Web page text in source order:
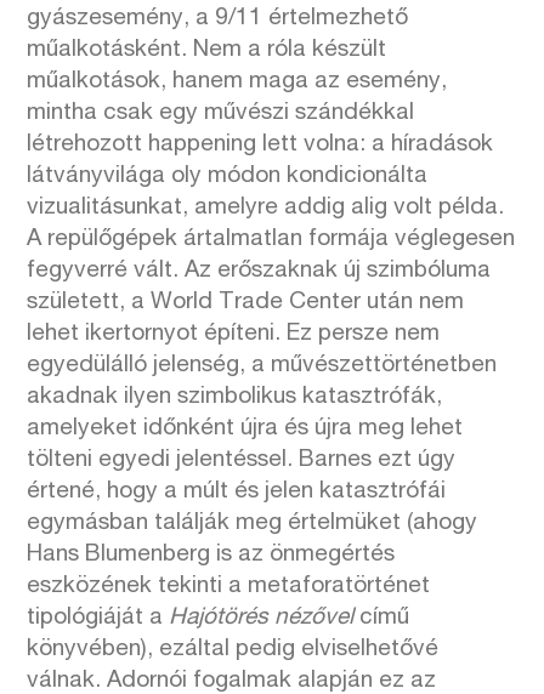
gyászesemény, a 9/11 értelmezhető
műalkotásként. Nem a róla készült
műalkotások, hanem maga az esemény,
mintha csak egy művészi szándékkal
létrehozott happening lett volna: a híradások
látványvilága oly módon kondicionálta
vizualitásunkat, amelyre addig alig volt példa.
A repülőgépek ártalmatlan formája véglegesen
fegyverré vált. Az erőszaknak új szimbóluma
született, a World Trade Center után nem
lehet ikertornyot építeni. Ez persze nem
egyedülálló jelenség, a művészettörténetben
akadnak ilyen szimbolikus katasztrófák,
amelyeket időnként újra és újra meg lehet
tölteni egyedi jelentéssel. Barnes ezt úgy
értené, hogy a múlt és jelen katasztrófái
egymásban találják meg értelmüket (ahogy
Hans Blumenberg is az önmegértés
eszközének tekinti a metaforatörténet
tipológiáját a Hajótörés nézővel című
könyvében), ezáltal pedig elviselhetővé
válnak. Adornói fogalmak alapján ez az